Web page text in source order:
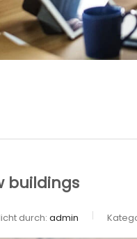
buildings
durch: admin